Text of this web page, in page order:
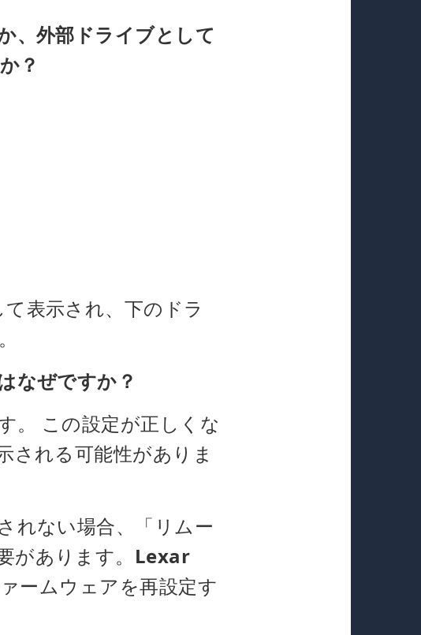
、外部ドライブとして
？
表示され、下のドラ
なぜですか？
。 この設定が正しくな
される可能性がありま
れない場合、「リムー
あります。 Lexar
ームウェアを再設定す